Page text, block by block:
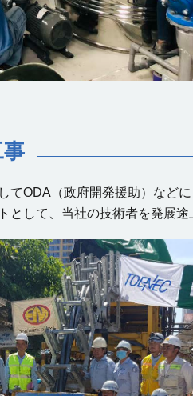
てODA（政府開発援助）など
として、当社の技術者を発展